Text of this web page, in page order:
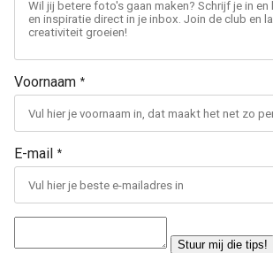
Voornaam *
E-mail *
Stuur mij die tips!